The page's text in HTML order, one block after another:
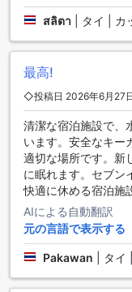
の価格を手に入れる
プロセスをお楽しみ
て最もお得で便利な
ラーチャプルエック
の周辺エリア
ラーチャプルエック
は、タイのナコンパ
の周辺エリアは、見
る人々を魅了してい
ナコンパトムは、
です。ホテルからわ
ク・パビリオンは、
い建物です。パビリ
れる人々に癒しのひ
また、ホテル周辺に
สลิตา タイ | カ
最高!
◇投稿日 2026年6月27
清潔な宿泊施設で、
います。安全なキー
適切な場所です。新
に眠れます。セブン
快適に休める宿泊施
AIによる自動翻訳
元の言語で表示する
Pakawan タイ